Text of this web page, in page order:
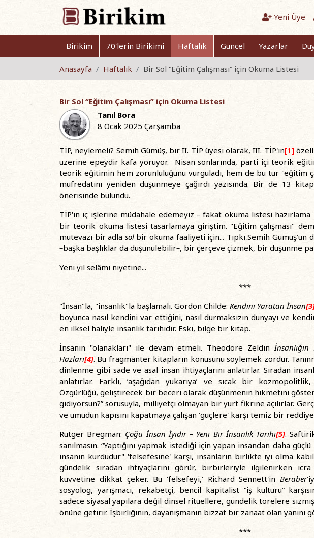
Yeni Üye
Birikim 70'lerin Birikimi Haftalık Güncel Yazarlar
Anasayfa Haftalık Bir Sol “Eğitim Çalışması” için Okuma Listesi
Bir Sol “Eğitim Çalışması” için Okuma Listesi
Tanıl Bora
8 Ocak 2025 Çarşamba
TİP, neylemeli? Semih Gümüş, bir II. TİP üyesi olarak, III. TİP'in[1]
üzerine epeydir kafa yoruyor. Nisan sonlarında, parti içi teorik
teorik eğitimin hem zorunluluğunu vurguladı, hem de bu tür "eğitim
müfredatını yeniden düşünmeye çağırdı yazısında. Bir de 13
önerisinde bulundu.
TİP'in iç işlerine müdahale edemeyiz –fakat okuma listesi
bir teorik okuma listesi tasarlamaya giriştim. "Eğitim çalışması"
mütevazı bir adla solbir okuma faaliyeti için... Tıpkı Semih
–başka başlıklar da düşünülebilir–, bir çerçeve çizmek, bir düşünme
Yeni yıl selâmı niyetine...
***
"İnsan"la, "insanlık"la başlamalı. Gordon Childe: Kendini Yaratan İnsan
boyunca nasıl kendini var ettiğini, nasıl durmaksızın dünyayı ve
en ilksel haliyle insanlık tarihidir. Eski, bilge bir kitap.
İnsanın "olanakları" ile devam etmeli. Theodore Zeldin
Hazları[4]. Bu fragmanter kitapların konusunu söylemek zordur.
dinlenme gibi sade ve asal insan ihtiyaçlarını anlatırlar. Sıradan
anlatırlar. Farklı, ‘aşağıdan yukarıya’ ve sıcak bir
Özgürlüğü, geliştirecek bir beceri olarak düşünmenin hikmetini
gidiyorsun?” sorusuyla, milliyetçi olmayan bir yurt fikrine açılırlar.
ve umudun kapısını kapatmaya çalışan 'güçlere' karşı temiz bir
Rutger Bregman: Çoğu İnsan İyidir – Yeni Bir İnsanlık Tarihi[5].
sanılmasın. “Yaptığını yapmak istediği için yapan insandan daha
insanın kurdudur" 'felsefesine' karşı, insanların birlikte iyi olma
gündelik sıradan ihtiyaçlarını görür, birbirleriyle ilgilenirken
kuvvetine dikkat çeker. Bu 'felsefeyi,' Richard Sennett'inBeraber
sosyolog, yarışmacı, rekabetçi, bencil kapitalist “iş kültürü”
sadece siyasal yapılara değil dinsel ritüellere, gündelik törelere
önüne getirir. İşbirliğinin, dayanışmanın bizzat bir zanaat olan yanını
***